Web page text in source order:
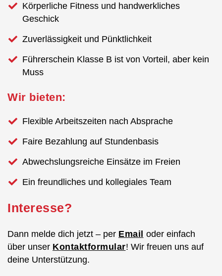
Körperliche Fitness und handwerkliches
Geschick
Zuverlässigkeit und Pünktlichkeit
Führerschein Klasse B ist von Vorteil, aber kein
Muss
Wir bieten:
Flexible Arbeitszeiten nach Absprache
Faire Bezahlung auf Stundenbasis
Abwechslungsreiche Einsätze im Freien
Ein freundliches und kollegiales Team
Interesse?
Dann melde dich jetzt – per Email oder einfach
über unser Kontaktformular! Wir freuen uns auf
deine Unterstützung.